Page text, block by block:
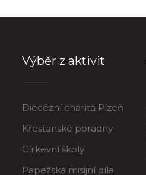
Výběr z aktivit
Diecézní charita Plzeň
Křesťanské poradny
Církevní školy
Papežská misijní díla